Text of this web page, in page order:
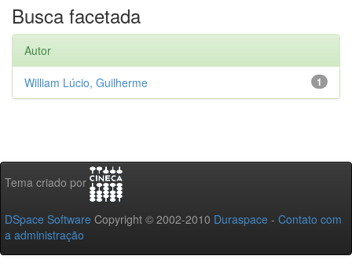
Busca facetada
Autor
1
William Lúcio, Guilherme
Tema criado por
DSpace Software Copyright © 2002-2010 Duraspace - Contato com
a administração